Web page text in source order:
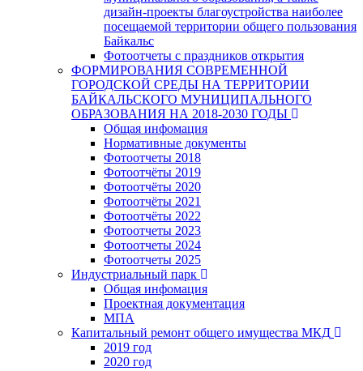
дизайн-проекты благоустройства наиболее
посещаемой территории общего пользования
Байкальс
Фотоотчеты с праздников открытия
ФОРМИРОВАНИЯ СОВРЕМЕННОЙ
ГОРОДСКОЙ СРЕДЫ НА ТЕРРИТОРИИ
БАЙКАЛЬСКОГО МУНИЦИПАЛЬНОГО
ОБРАЗОВАНИЯ НА 2018-2030 ГОДЫ
Общая инфомация
Нормативные документы
Фотоотчеты 2018
Фотоотчёты 2019
Фотоотчёты 2020
Фотоотчёты 2021
Фотоотчёты 2022
Фотоотчеты 2023
Фотоотчеты 2024
Фотоотчеты 2025
Индустриальный парк
Общая инфомация
Проектная документация
МПА
Капитальный ремонт общего имущества МКД
2019 год
2020 год